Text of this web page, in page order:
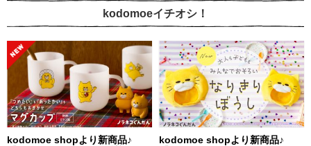
kodomoeイチオシ！
kodomoe shopより新商品♪
kodomoe shopより新商品♪